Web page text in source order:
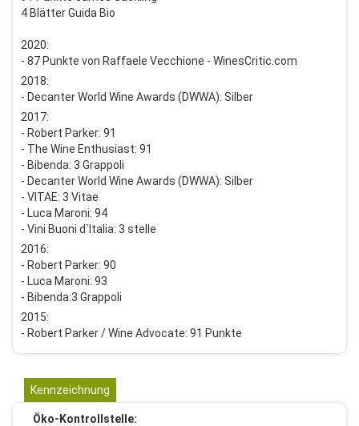
4 Blätter Guida Bio
2020:
- 87 Punkte von Raffaele Vecchione - WinesCritic.com
2018:
- Decanter World Wine Awards (DWWA): Silber
2017:
- Robert Parker: 91
- The Wine Enthusiast: 91
- Bibenda: 3 Grappoli
- Decanter World Wine Awards (DWWA): Silber
- VITAE: 3 Vitae
- Luca Maroni: 94
- Vini Buoni d`Italia: 3 stelle
2016:
- Robert Parker: 90
- Luca Maroni: 93
- Bibenda:3 Grappoli
2015:
- Robert Parker / Wine Advocate: 91 Punkte
Kennzeichnung
Öko-Kontrollstelle: